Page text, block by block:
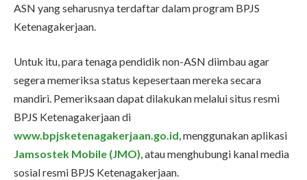
ASN yang seharusnya terdaftar dalam program BPJS
Ketenagakerjaan.
Untuk itu, para tenaga pendidik non-ASN diimbau agar
segera memeriksa status kepesertaan mereka secara
mandiri. Pemeriksaan dapat dilakukan melalui situs resmi
BPJS Ketenagakerjaan di
www.bpjsketenagakerjaan.go.id, menggunakan aplikasi
Jamsostek Mobile (JMO), atau menghubungi kanal media
sosial resmi BPJS Ketenagakerjaan.